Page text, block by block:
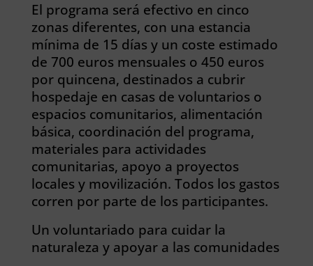
El programa será efectivo en cinco
zonas diferentes, con una estancia
mínima de 15 días y un coste estimado
de 700 euros mensuales o 450 euros
por quincena, destinados a cubrir
hospedaje en casas de voluntarios o
espacios comunitarios, alimentación
básica, coordinación del programa,
materiales para actividades
comunitarias, apoyo a proyectos
locales y movilización. Todos los gastos
corren por parte de los participantes.
Un voluntariado para cuidar la
naturaleza y apoyar a las comunidades